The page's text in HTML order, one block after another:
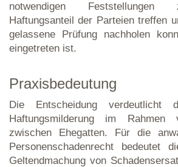
notwendigen Feststellungen
Haftungsanteil der Parteien treffen
gelassene Prüfung nachholen
eingetreten ist.
Praxisbedeutung
Die Entscheidung verdeutlicht
Haftungsmilderung im Rahmen
zwischen Ehegatten. Für die
Personenschadenrecht bedeutet
Geltendmachung von